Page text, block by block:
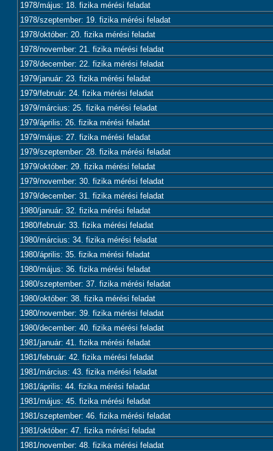
1978/május: 18. fizika mérési feladat
1978/szeptember: 19. fizika mérési feladat
1978/október: 20. fizika mérési feladat
1978/november: 21. fizika mérési feladat
1978/december: 22. fizika mérési feladat
1979/január: 23. fizika mérési feladat
1979/február: 24. fizika mérési feladat
1979/március: 25. fizika mérési feladat
1979/április: 26. fizika mérési feladat
1979/május: 27. fizika mérési feladat
1979/szeptember: 28. fizika mérési feladat
1979/október: 29. fizika mérési feladat
1979/november: 30. fizika mérési feladat
1979/december: 31. fizika mérési feladat
1980/január: 32. fizika mérési feladat
1980/február: 33. fizika mérési feladat
1980/március: 34. fizika mérési feladat
1980/április: 35. fizika mérési feladat
1980/május: 36. fizika mérési feladat
1980/szeptember: 37. fizika mérési feladat
1980/október: 38. fizika mérési feladat
1980/november: 39. fizika mérési feladat
1980/december: 40. fizika mérési feladat
1981/január: 41. fizika mérési feladat
1981/február: 42. fizika mérési feladat
1981/március: 43. fizika mérési feladat
1981/április: 44. fizika mérési feladat
1981/május: 45. fizika mérési feladat
1981/szeptember: 46. fizika mérési feladat
1981/október: 47. fizika mérési feladat
1981/november: 48. fizika mérési feladat